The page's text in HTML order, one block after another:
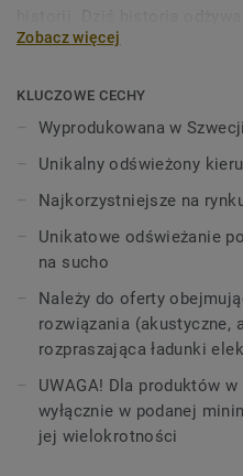
kolekcji inspirowanej
W nowych wzorach
farby akwarelowej. iQ
zaktualizowanym, unikalnym
kierunkowym z
teraz dostępna w 3 wzorach
Kolekcja, należąca do grupy
tylko niezwykłą trwałością,
ścieranie w intensywnie
ale także wyjątkowo
Optima znana jest z
powierzchni - polerowania
żywotność i zapewnia
Zobacz więcej
KLUCZOWE CECHY
Wyprodukowana w Szwecji
Unikalny odświeżony
Najkorzystniejsze na
Unikatowe odświeżanie
na sucho
Należy do oferty
rozwiązania (akustyczne,
rozpraszająca ładunki
UWAGA! Dla produktów
wyłącznie w podanej
jej wielokrotności